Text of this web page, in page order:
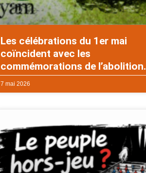
Les célébrations du 1er mai
coïncident avec les
commémorations de l’abolition.
7 mai 2026